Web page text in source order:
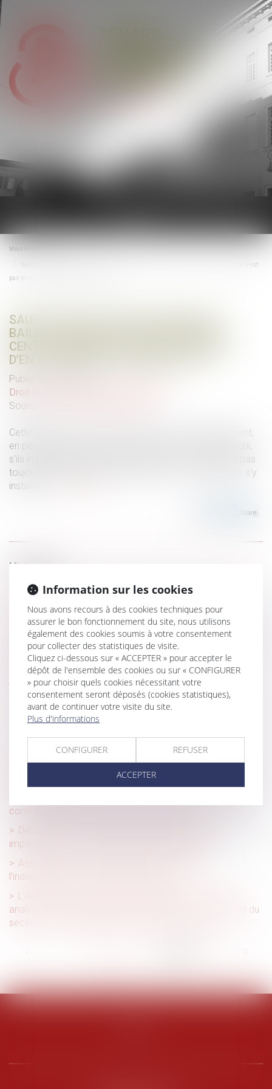
le
menu
Vous êtes ici :
Sauf stipulation particulière, le bailleur d'un local situé dans un centre commercial n’est
pas tenu d’en assurer la commercialité
SAUF STIPULATION PARTICULIÈRE, LE
BAILLEUR D'UN LOCAL SITUÉ DANS UN
CENTRE COMMERCIAL N’EST PAS TENU
D’EN ASSURER LA COMMERCIALITÉ
Publié le :
Droit commercial
Source :
Cette affaire s'inscrit dans le contexte du développement,
en périphérie urbaine, de grands centre commerciaux qui,
s'ils impliquent de lourds investissements, ne génèrent pas
toujours les résultats escomptés par les commerçants s'y
installant...
Historique
Rescision pour lésion : de la nécessité pour les juges du
l’option prévue à l’article 1681 du code civil
L’action paulienne engagée contre une donation plus de 5
ans après sa publication est prescrite
Refus d’une mutation pour des raisons religieuses : la
justification de la sanction disciplinaire
Preuve de la commande de travaux supplémentaires
Sans intention frauduleuse constatée, pas de recel de
Sauf stipulation particulière, le bailleur d'un local situé
dans un centre commercial n’est pas tenu d’en assurer la
contraires à la déontologie de la profession
Débiteur du rapport : qualité d’héritier ab intestat
impérative lors de l’ouverture de la succession
Assurance DO : contestation du montant de
l’indemnisation et demande de garantie
L’Autorité de la concurrence se saisit pour avis pour
analyser les conditions du fonctionnement concurrentiel du
secteur de « l’informatique en nuage » (« cloud »)
180 ... > >>
Information sur les cookies
Nous avons recours à des cookies techniques pour
assurer le bon fonctionnement du site, nous utilisons
également des cookies soumis à votre consentement
pour collecter des statistiques de visite.
Cliquez ci-dessous sur « ACCEPTER » pour accepter le
dépôt de l'ensemble des cookies ou sur « CONFIGURER
» pour choisir quels cookies nécessitant votre
consentement seront déposés (cookies statistiques),
avant de continuer votre visite du site.
Plus d'informations
CONFIGURER REFUSER
ACCEPTER